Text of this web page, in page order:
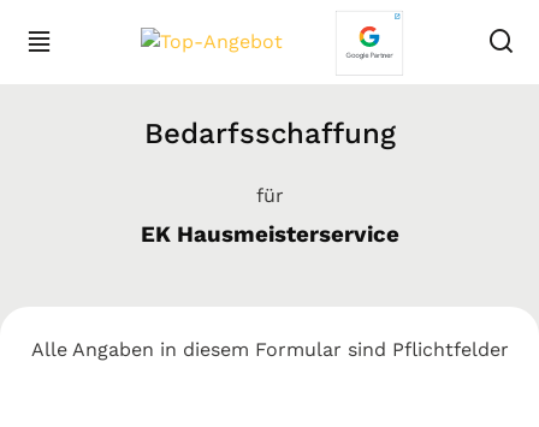
Bedarfsschaffung
für
EK Hausmeisterservice
Alle Angaben in diesem Formular sind Pflichtfelder